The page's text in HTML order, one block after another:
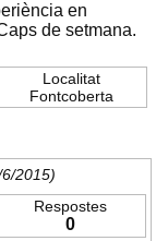
en
de setmana.
Localitat
Fontcoberta
2015)
Respostes
0